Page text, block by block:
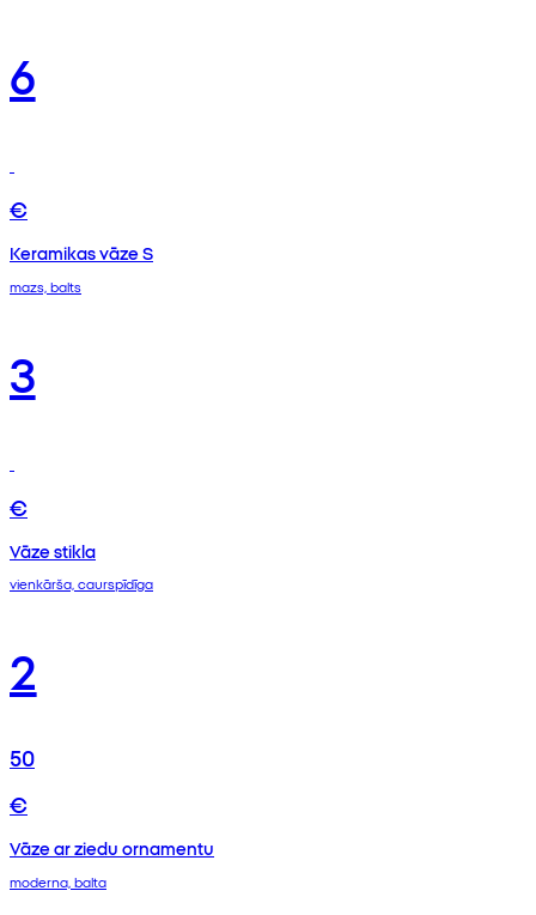
6
€
Keramikas vāze S
mazs, balts
3
€
Vāze stikla
vienkārša, caurspīdīga
2
50
€
Vāze ar ziedu ornamentu
moderna, balta